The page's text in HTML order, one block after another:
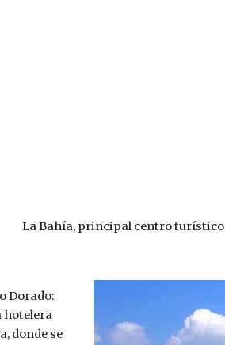
La Bahía, principal centro turístico
Dorado:
hotelera
donde se